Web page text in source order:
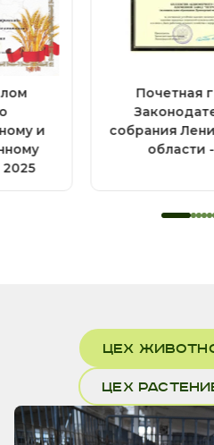
и
Почетная
собрания
области
ЦЕХ
ЦЕХ